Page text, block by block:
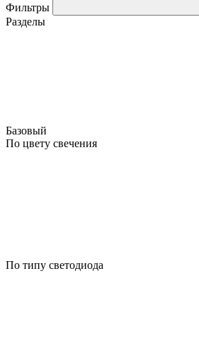
Фильтры
Разделы
Базовый
По цвету свечения
По типу светодиода